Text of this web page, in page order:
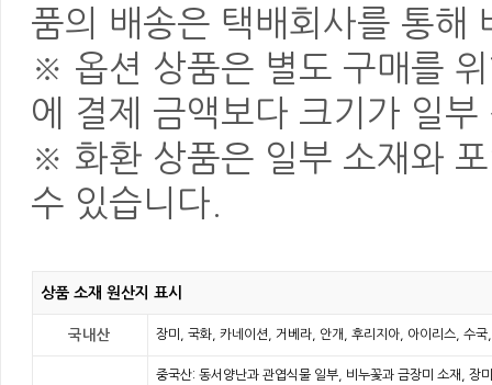
품의 배송은 택배회사를 통해
※ 옵션 상품은 별도 구매를
에 결제 금액보다 크기가 일
※ 화환 상품은 일부 소재와
수 있습니다.
상품 소재 원산지 표시
국내산 장미, 국화, 카네이션, 거베라, 안개, 후리지아, 아이리스, 수
중국산: 동서양난과 관엽식물 일부, 비누꽃과 금장미 소재, 장